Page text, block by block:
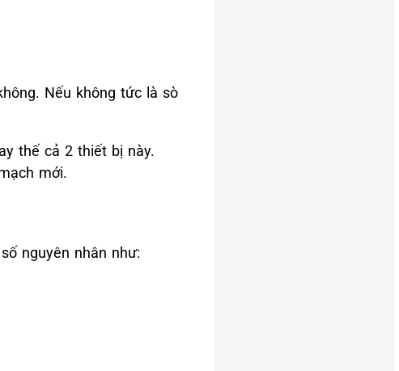
Nếu không tức là sò
thế cả 2 thiết bị này.
mới.
nguyên nhân như: